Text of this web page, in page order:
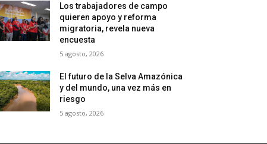
Los trabajadores de campo
quieren apoyo y reforma
migratoria, revela nueva
encuesta
5 agosto, 2026
El futuro de la Selva Amazónica
y del mundo, una vez más en
riesgo
5 agosto, 2026